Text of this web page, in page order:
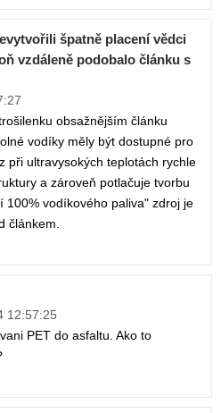
špatně placení vědci
vzdáleně podobalo článku s
obsažnějším článku
vodíky měly být dostupné pro
při ultravysokých teplotách rychle
a zároveň potlačuje tvorbu
100% vodíkového paliva" zdroj je
článkem.
12:57:25
PET do asfaltu. Ako to